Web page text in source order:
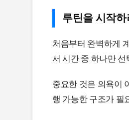
루틴을 시작하
처음부터 완벽하게
서 시간 중 하나만 선
중요한 것은 의욕이
행 가능한 구조가 필